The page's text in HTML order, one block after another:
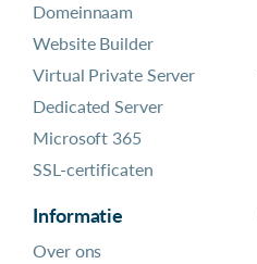
Domeinnaam
Website Builder
Virtual Private Server
Dedicated Server
Microsoft 365
SSL-certificaten
Informatie
Over ons